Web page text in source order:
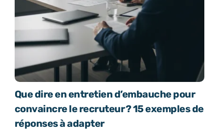
Que dire en entretien d’embauche pour
convaincre le recruteur ? 15 exemples de
réponses à adapter